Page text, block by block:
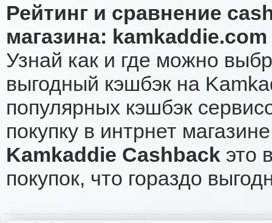
Рейтинг и сравнение
магазина: kamkaddie.com
Узнай как и где можно
выгодный кэшбэк на
популярных кэшбэк
покупку в интрнет
Kamkaddie Cashback это
покупок, что гораздо